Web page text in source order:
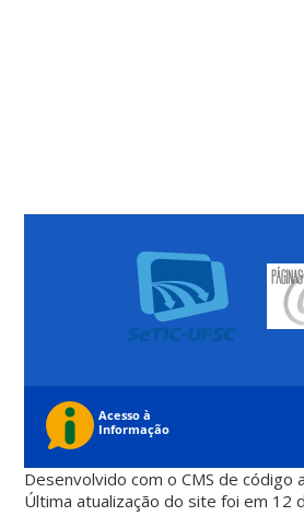
Desenvolvido com o CMS de
Última atualização do site foi em 12